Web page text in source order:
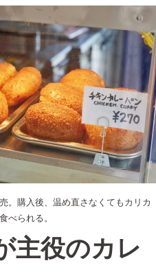
。購入後、温め直さなくてもカリカ
べられる。
主役のカレ